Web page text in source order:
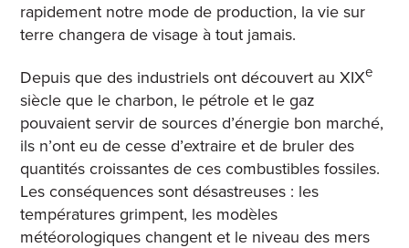
rapidement notre mode de production, la vie sur
terre changera de visage à tout jamais.
Depuis que des industriels ont découvert au XIXe
siècle que le charbon, le pétrole et le gaz
pouvaient servir de sources d’énergie bon marché,
ils n’ont eu de cesse d’extraire et de bruler des
quantités croissantes de ces combustibles fossiles.
Les conséquences sont désastreuses : les
températures grimpent, les modèles
météorologiques changent et le niveau des mers